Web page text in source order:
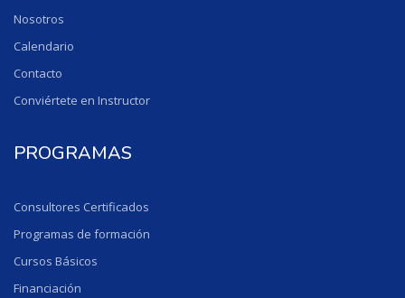
Nosotros
Calendario
Contacto
Conviértete en Instructor
PROGRAMAS
Consultores Certificados
Programas de formación
Cursos Básicos
Financiación